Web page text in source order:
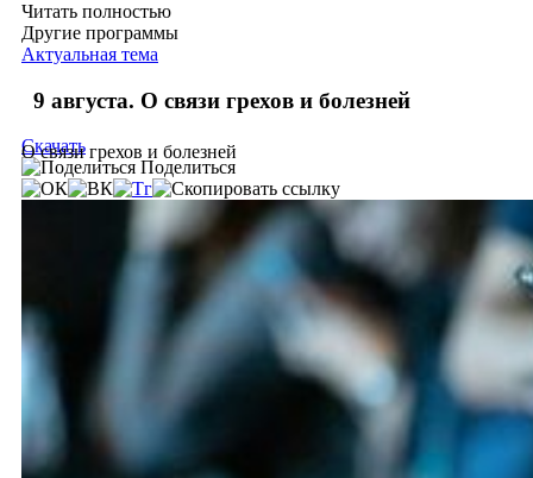
Читать полностью
Другие программы
Актуальная тема
9 августа. О связи грехов и болезней
О связи грехов и болезней
Скачать
Поделиться